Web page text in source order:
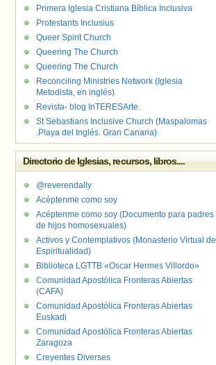
Primera Iglesia Cristiana Bíblica Inclusiva
Protestants Inclusius
Queer Spirit Church
Queering The Church
Queering The Church
Reconciling Ministries Network (Iglesia
Metodista, en inglés)
Revista- blog InTERESArte.
St Sebastians Inclusive Church (Maspalomas
.Playa del Inglés. Gran Canaria)
Directorio de Iglesias, recursos, libros....
@reverendally
Acéptenme como soy
Acéptenme como soy (Documento para padres
de hijos homosexuales)
Activos y Contemplativos (Monasterio Virtual de
Espiritualidad)
Biblioteca LGTTB «Oscar Hermes Villordo»
Comunidad Apostólica Fronteras Abiertas
(CAFA)
Comunidad Apostólica Fronteras Abiertas
Euskadi
Comunidad Apostólica Fronteras Abiertas
Zaragoza
Creyentes Diverses